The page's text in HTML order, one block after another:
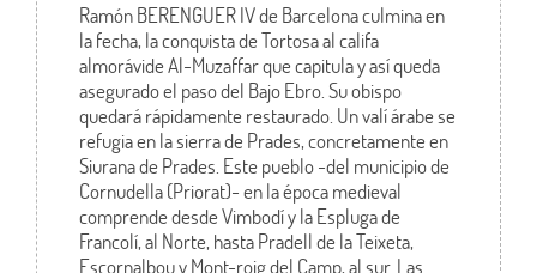
Ramón BERENGUER IV de Barcelona culmina en
la fecha, la conquista de Tortosa al califa
almorávide Al-Muzaffar que capitula y así queda
asegurado el paso del Bajo Ebro. Su obispo
quedará rápidamente restaurado. Un valí árabe se
refugia en la sierra de Prades, concretamente en
Siurana de Prades. Este pueblo -del municipio de
Cornudella (Priorat)- en la época medieval
comprende desde Vimbodí y la Espluga de
Francolí, al Norte, hasta Pradell de la Teixeta,
Escornalbou y Mont-roig del Camp, al sur. Las